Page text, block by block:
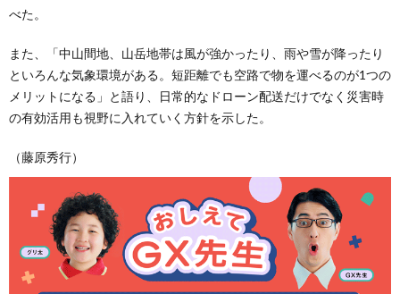
べた。
また、「中山間地、山岳地帯は風が強かったり、雨や雪が降ったり
といろんな気象環境がある。短距離でも空路で物を運べるのが1つの
メリットになる」と語り、日常的なドローン配送だけでなく災害時
の有効活用も視野に入れていく方針を示した。
（藤原秀行）